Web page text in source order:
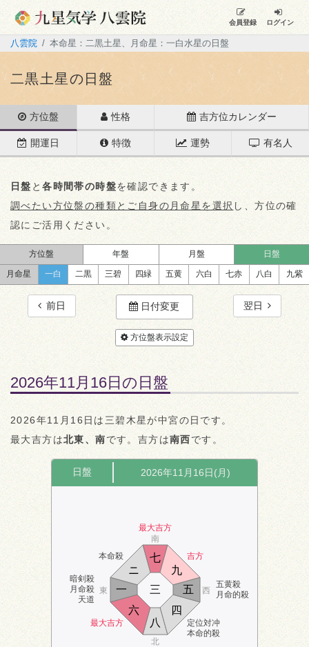
会員登録 ログイン
八雲院 本命星：二黒土星、月命星：一白水星の日盤
二黒土星の日盤
方位盤 性格 吉方位カレンダー
開運日 特徴 運勢 有名人
日盤 と各時間帯の時盤を確認できます。
調べたい方位盤の種類とご自身の月命星を選択 し、方位の確
認にご活用ください。
方位盤 年盤 月盤 日盤
月命星 一白 二黒 三碧 四緑 五黄 六白 七赤 八白 九紫
前日 日付変更 翌日
方位盤表示設定
2026年11月16日の日盤
2026年11月16日は三碧木星が中宮の日です。
最大吉方は北東、南です。吉方は南西です。
日盤 2026年11月16日(月)
本命殺
最大吉方
吉方
暗剣殺
月命殺
天道
五黄殺
月命的殺
最大吉方
定位対冲
本命的殺
南
北
東 西
八
九
一
ニ
三
四
五
六
七